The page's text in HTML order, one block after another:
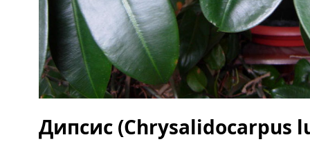
Дипсис (Chrysalidocarpus